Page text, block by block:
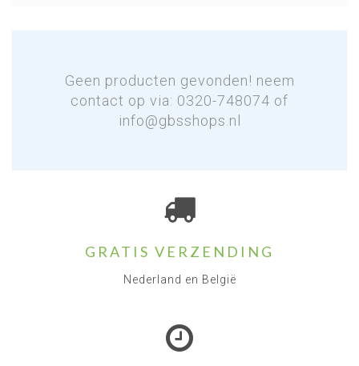
Geen producten gevonden! neem
contact op via: 0320-748074 of
info@gbsshops.nl
GRATIS VERZENDING
Nederland en België